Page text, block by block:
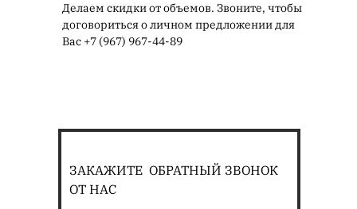
Делаем скидки от объемов. Звоните, чтобы
договориться о личном предложении для
Вас +7 (967) 967-44-89
ЗАКАЖИТЕ ОБРАТНЫЙ ЗВОНОК
ОТ НАС